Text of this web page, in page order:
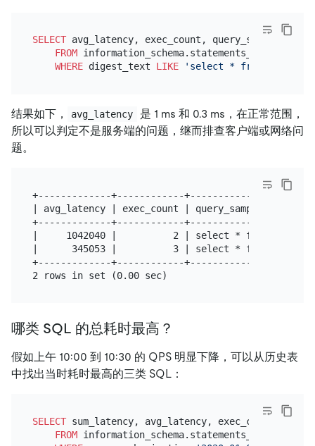
SELECT avg_latency, exec_count, query_sample_text
FROM information_schema.statements_summary
WHERE digest_text LIKE 'select * from
结果如下， avg_latency
是 1 ms 和 0.3 ms，在正常范围，
所以可以判定不是服务端的问题，继而排查客户端或网络问
题。
+-------------+------------
| avg_latency | exec_count |
+-------------+------------
|     1042040 |          2 | select * from
|      345053 |          3 | select * from
+-------------+------------
哪类 SQL 的总耗时最高？
假如上午 10:00 到 10:30 的 QPS 明显下降，可以从历史表
中找出当时耗时最高的三类 SQL：
SELECT sum_latency, avg_latency, exec_count,
FROM